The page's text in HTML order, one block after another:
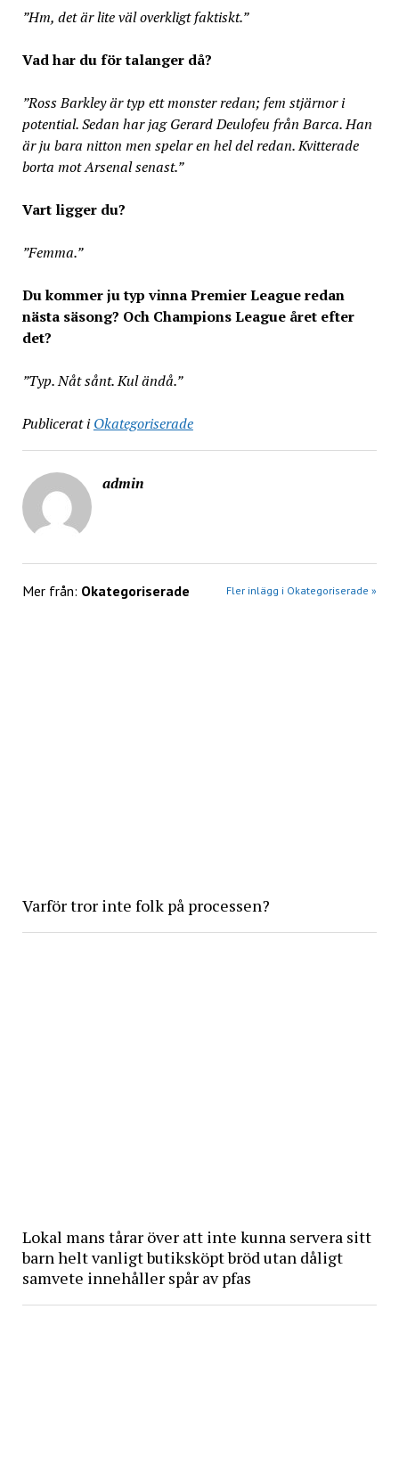
”Hm, det är lite väl overkligt faktiskt.”
Vad har du för talanger då?
”Ross Barkley är typ ett monster redan; fem stjärnor i
potential. Sedan har jag Gerard Deulofeu från Barca. Han
är ju bara nitton men spelar en hel del redan. Kvitterade
borta mot Arsenal senast.”
Vart ligger du?
”Femma.”
Du kommer ju typ vinna Premier League redan
nästa säsong? Och Champions League året efter
det?
”Typ. Nåt sånt. Kul ändå.”
Publicerat i Okategoriserade
admin
Mer från: Okategoriserade Fler inlägg i Okategoriserade »
Varför tror inte folk på processen?
Lokal mans tårar över att inte kunna servera sitt
barn helt vanligt butiksköpt bröd utan dåligt
samvete innehåller spår av pfas